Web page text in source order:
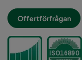
Offertförfrågan